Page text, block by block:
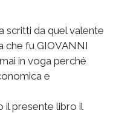
scritti da quel valente
che fu GIOVANNI
in voga perché
e
il presente libro il